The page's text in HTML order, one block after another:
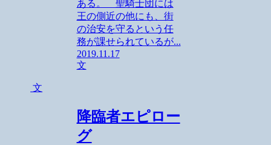
ある。 聖騎士団には
王の側近の他にも、街
の治安を守るという任
務が課せられているが...
2019.11.17
文
文
降臨者エピロー
グ